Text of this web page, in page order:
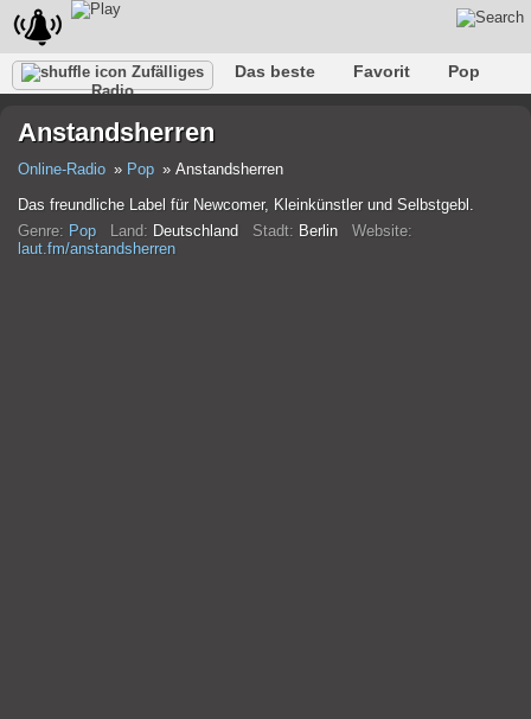
Zufälliges
Radio
Das beste Favorit
Pop
Rap
Trans Falk
Anstandsherren
Online-Radio Pop
Anstandsherren
Das freundliche Label für Newcomer, Kleinkünstler und Selbstgebl.
Genre: Pop Land: Deutschland Stadt: Berlin Website:
laut.fm/anstandsherren